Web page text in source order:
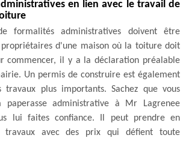
en lien avec le travail de
formalités administratives doivent être
propriétaires d'une maison où la toiture doit
commencer, il y a la déclaration préalable
Un permis de construire est également
travaux plus importants. Sachez que vous
paperasse administrative à Mr Lagrenee
lui faites confiance. Il peut prendre en
travaux avec des prix qui défient toute